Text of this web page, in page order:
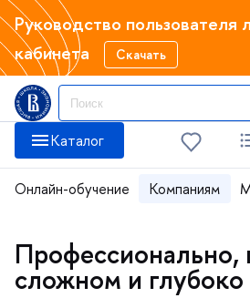
Руководство пользователя
кабинета
Скачать
Каталог
Онлайн-обучение Компаниям
Профессионально,
сложном и глубоко